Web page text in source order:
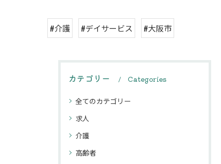
#介護 #デイサービス #大阪市
カテゴリー Categories
全てのカテゴリー
求人
介護
高齢者